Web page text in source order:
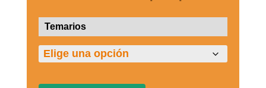
Temarios